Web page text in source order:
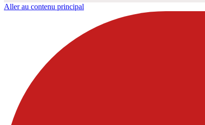
Aller au contenu principal